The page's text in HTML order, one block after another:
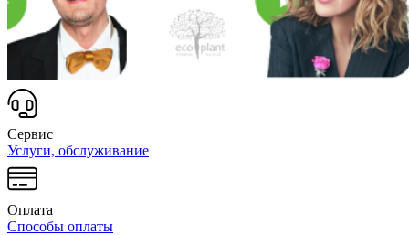
Сервис
Услуги, обслуживание
Оплата
Способы оплаты